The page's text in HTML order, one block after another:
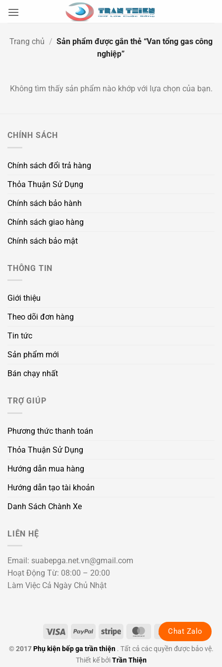
qua
dungTrang chủ / Sản phẩm được gắn thẻ “Van tổng gas công
nghiệp”
Không tìm thấy sản phẩm nào khớp với lựa chọn của bạn.
CHÍNH SÁCH
Chính sách đổi trả hàng
Thỏa Thuận Sử Dụng
Chính sách bảo hành
Chính sách giao hàng
Chính sách bảo mật
THÔNG TIN
Giới thiệu
Theo dõi đơn hàng
Tin tức
Sản phẩm mới
Bán chạy nhất
TRỢ GIÚP
Phương thức thanh toán
Thỏa Thuận Sử Dụng
Hướng dẫn mua hàng
Hướng dẫn tạo tài khoản
Danh Sách Chành Xe
LIÊN HỆ
Email: suabepga.net.vn@gmail.com
Hoạt Động Từ: 08:00 – 20:00
Làm Việc Cả Ngày Chủ Nhật
Visa PayPal Stripe MasterCardCash
On
Delivery
© 2017Phụ kiện bếp ga trần thiện. Tất cả các quyền được bảo vệ.
Thiết kế bởiTrần Thiện
Chat Zalo